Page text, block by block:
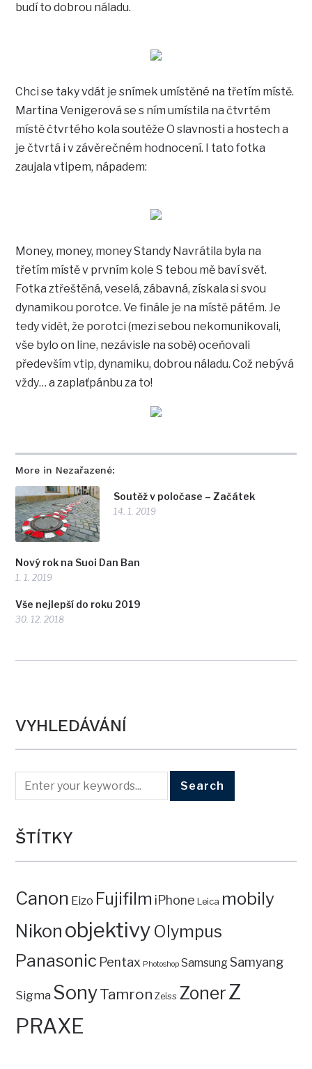
More in Nezařazené:
Soutěž v poločase – Začátek
14. 1. 2019
Nový rok na Suoi Dan Ban
1. 1. 2019
Vše nejlepší do roku 2019
30. 12. 2018
budí to dobrou náladu.
Chci se taky vdát je snímek umístěné na třetím místě.
Martina Venigerová se s ním umístila na čtvrtém
místě čtvrtého kola soutěže O slavnosti a hostech a
je čtvrtá i v závěrečném hodnocení. I tato fotka
zaujala vtipem, nápadem:
Money, money, money Standy Navrátila byla na
třetím místě v prvním kole S tebou mě baví svět.
Fotka ztřeštěná, veselá, zábavná, získala si svou
dynamikou porotce. Ve finále je na místě pátém. Je
tedy vidět, že porotci (mezi sebou nekomunikovali,
vše bylo on line, nezávisle na sobě) oceňovali
především vtip, dynamiku, dobrou náladu. Což nebývá
vždy… a zaplaťpánbu za to!
VYHLEDÁVÁNÍ
ŠTÍTKY
Canon Eizo Fujifilm iPhone Leica mobily
Nikon objektivy Olympus
Panasonic Pentax Photoshop SamsungSamyang
Sigma SonyTamron Zeiss ZonerZ
PRAXE